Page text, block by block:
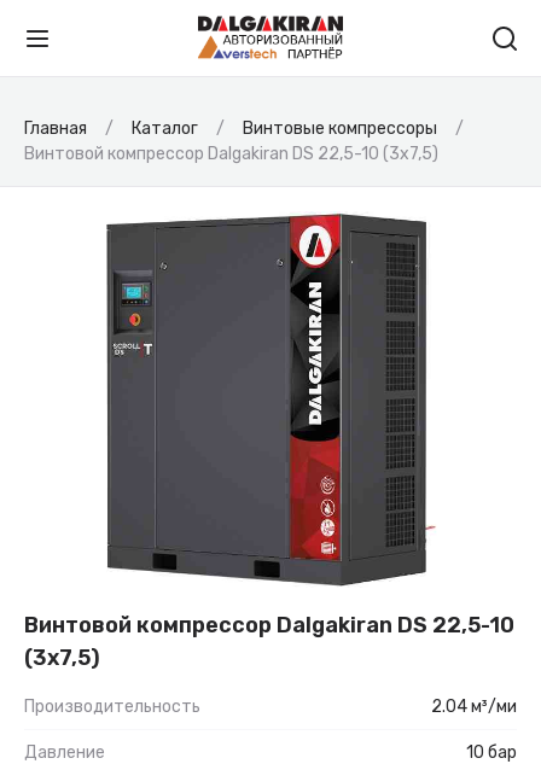
Главная Каталог
Винтовые компрессоры
Винтовой компрессор Dalgakiran DS 22,5-10 (3x7,5)
Винтовой компрессор Dalgakiran DS 22,5-10
(3x7,5)
Производительность 2.04 м³/ми
Давление 10 бар